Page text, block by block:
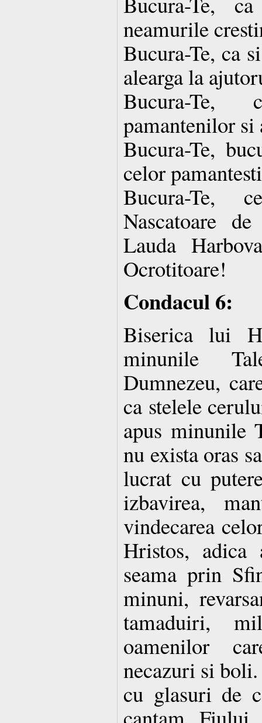
neamurile
Bucura-Te, ca
alearga la
Bucura-Te,
pamantenilor si
Bucura-Te,
celor
Bucura-Te,
Nascatoare
Lauda
Ocrotitoare!
Condacul 6:
Biserica lui
minunile
Dumnezeu,
ca stelele
apus minunile
nu exista oras
lucrat cu
izbavirea,
vindecarea
Hristos,
seama prin
minuni,
tamaduiri,
oamenilor
necazuri si
cu glasuri de
cantam Fiului